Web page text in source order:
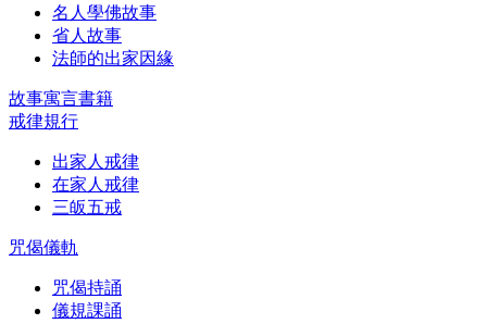
名人學佛故事
省人故事
法師的出家因緣
故事寓言書籍
戒律規行
出家人戒律
在家人戒律
三皈五戒
咒偈儀軌
咒偈持誦
儀規課誦